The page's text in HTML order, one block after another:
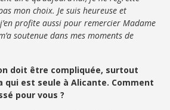
mon choix. Je suis heureuse et
profite aussi pour remercier Madame
soutenue dans mes moments de
doit être compliquée, surtout
qui est seule à Alicante. Comment
pour vous ?